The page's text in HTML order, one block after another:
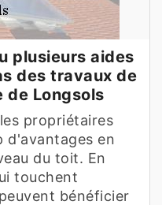
plusieurs aides
des travaux de
de Longsols
propriétaires
d'avantages en
du toit. En
touchent
bénéficier